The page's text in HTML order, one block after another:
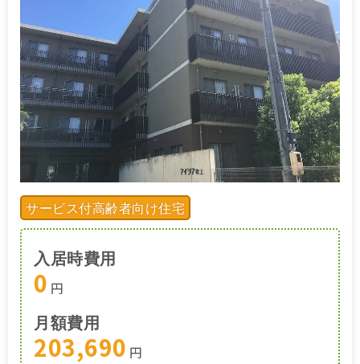
サービス付高齢者向け住宅
入居時費用
0 円
月額費用
203,690 円